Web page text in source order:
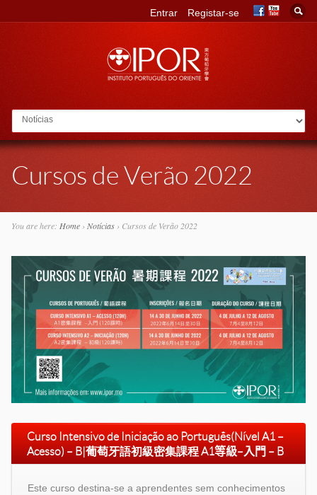
Go to:
Entrar Registar-se
Cursos de Verão 2022
You are here: Home› Notícias› Cursos de Verão 2022
Curso Intensivo de Iniciação ao Português(Nível A1 –
Acesso) – B|葡萄牙語初級密集課程A1等級–入門 – B
Este curso destina-se a aprendentes sem conhecimentos